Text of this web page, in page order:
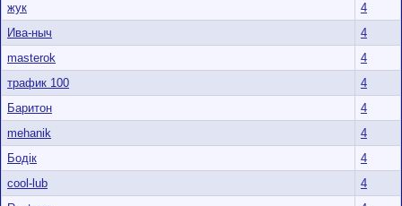
жук
4
Ива-ныч
4
masterok
4
трафик 100
4
Баритон
4
mehanik
4
Бодік
4
cool-lub
4